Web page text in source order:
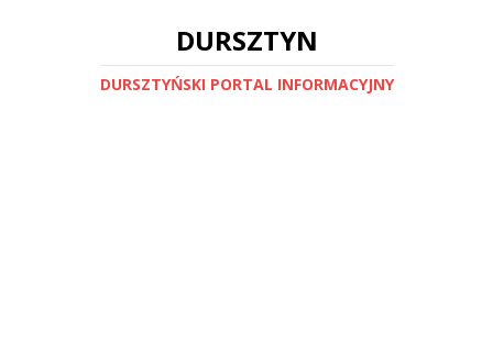
DURSZTYN
DURSZTYŃSKI PORTAL INFORMACYJNY